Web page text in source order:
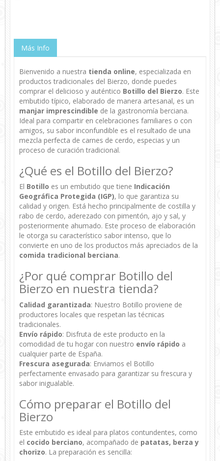
Más Info
Bienvenido a nuestra tienda online, especializada en
productos tradicionales del Bierzo, donde puedes
comprar el delicioso y auténtico Botillo del Bierzo. Este
embutido típico, elaborado de manera artesanal, es un
manjar imprescindible de la gastronomía berciana.
Ideal para compartir en celebraciones familiares o con
amigos, su sabor inconfundible es el resultado de una
mezcla perfecta de carnes de cerdo, especias y un
proceso de curación tradicional.
¿Qué es el Botillo del Bierzo?
El Botillo es un embutido que tiene Indicación
Geográfica Protegida (IGP), lo que garantiza su
calidad y origen. Está hecho principalmente de costilla y
rabo de cerdo, aderezado con pimentón, ajo y sal, y
posteriormente ahumado. Este proceso de elaboración
le otorga su característico sabor intenso, que lo
convierte en uno de los productos más apreciados de la
comida tradicional berciana.
¿Por qué comprar Botillo del
Bierzo en nuestra tienda?
Calidad garantizada: Nuestro Botillo proviene de
productores locales que respetan las técnicas
tradicionales.
Envío rápido: Disfruta de este producto en la
comodidad de tu hogar con nuestro envío rápido a
cualquier parte de España.
Frescura asegurada: Enviamos el Botillo
perfectamente envasado para garantizar su frescura y
sabor inigualable.
Cómo preparar el Botillo del
Bierzo
Este embutido es ideal para platos contundentes, como
el cocido berciano, acompañado de patatas, berza y
chorizo. La preparación es sencilla: